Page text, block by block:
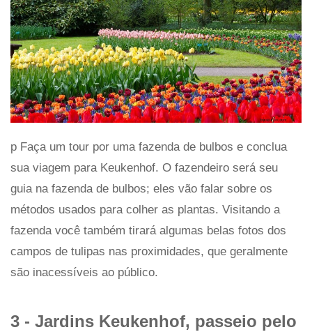
p Faça um tour por uma fazenda de bulbos e conclua
sua viagem para Keukenhof. O fazendeiro será seu
guia na fazenda de bulbos; eles vão falar sobre os
métodos usados ​​para colher as plantas. Visitando a
fazenda você também tirará algumas belas fotos dos
campos de tulipas nas proximidades, que geralmente
são inacessíveis ao público.
3 - Jardins Keukenhof, passeio pelo